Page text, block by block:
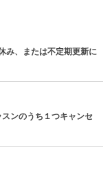
み、または不定期更新に
ンのうち１つキャンセ